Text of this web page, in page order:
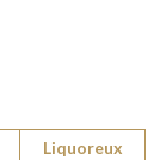
Liquoreux